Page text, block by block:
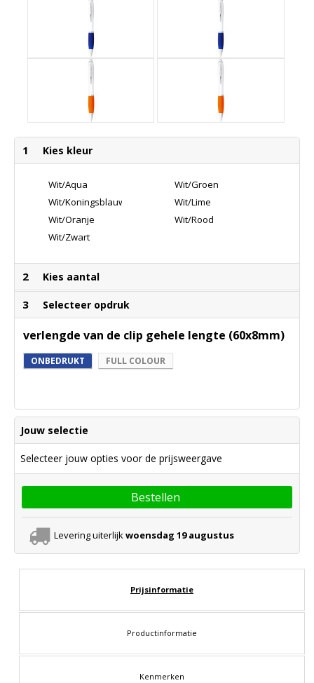
1 Kies kleur
Wit/Aqua
Wit/Groen
Wit/Koningsblauw
Wit/Lime
Wit/Oranje
Wit/Rood
Wit/Zwart
2 Kies aantal
3 Selecteer opdruk
verlengde van de clip gehele lengte (60x8mm)
ONBEDRUKT FULL COLOUR
Jouw selectie
Selecteer jouw opties voor de prijsweergave
Bestellen
Levering uiterlijkwoensdag 19 augustus
Prijsinformatie
Productinformatie
Kenmerken